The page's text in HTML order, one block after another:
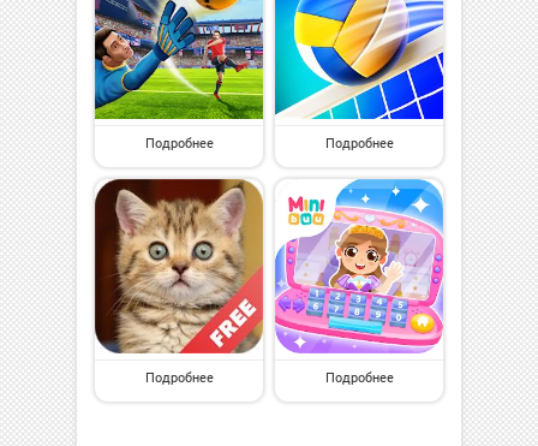
Подробнее Подробнее
Подробнее Подробнее